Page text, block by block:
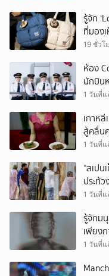
รู้จัก
ที่มอง
19 ชั่วโ
ห้อง
นักบิน
บินไปทั่
1 วันที่แ
เกาหลี
สู้คลื่น
1 วันที่แ
“สเป
ประท้
เมืองเ
1 วันที่แ
รู้จักม
เพียง
1 วันที่แ